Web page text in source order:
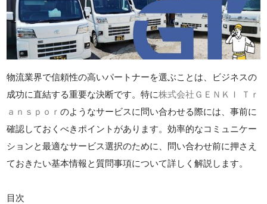
物流業界で信頼性の高いパートナーを選ぶことは、ビジネスの
成功に直結する重要な決断です。特に株式会社ＧＥＮＫＩ Ｔｒ
ａｎｓｐｏｒのようなサービスに問い合わせる際には、事前に
確認しておくべきポイントがあります。効率的なコミュニケー
ションと最適なサービス選択のために、問い合わせ前に押さえ
ておきたい基本情報と質問事項について詳しく解説します。
目次